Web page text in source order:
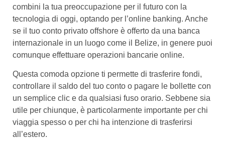
combini la tua preoccupazione per il futuro con la
tecnologia di oggi, optando per l’online banking. Anche
se il tuo conto privato offshore è offerto da una banca
internazionale in un luogo come il Belize, in genere puoi
comunque effettuare operazioni bancarie online.
Questa comoda opzione ti permette di trasferire fondi,
controllare il saldo del tuo conto o pagare le bollette con
un semplice clic e da qualsiasi fuso orario. Sebbene sia
utile per chiunque, è particolarmente importante per chi
viaggia spesso o per chi ha intenzione di trasferirsi
all’estero.